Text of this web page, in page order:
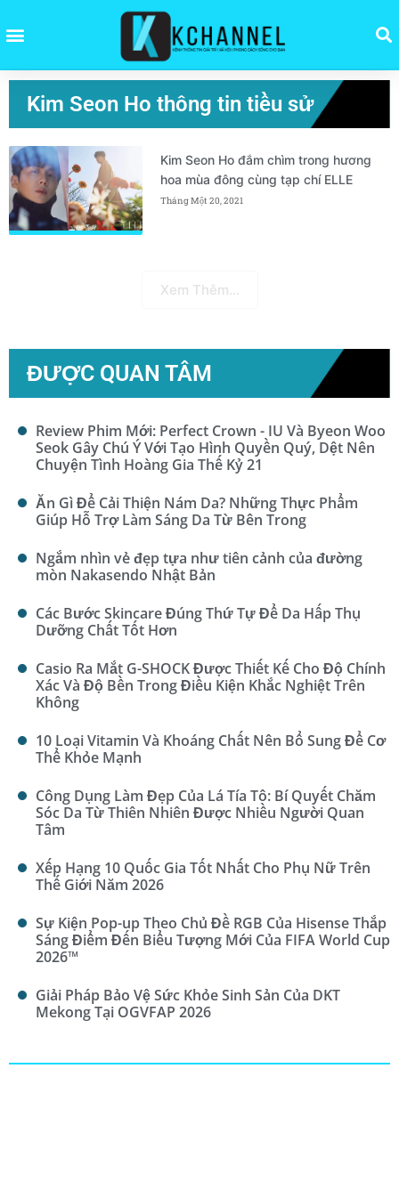
Kim Seon Ho thông tin tiều sử
Kim Seon Ho đắm chìm trong hương
hoa mùa đông cùng tạp chí ELLE
Tháng Một 20, 2021
Xem Thêm...
ĐƯỢC QUAN TÂM
Review Phim Mới: Perfect Crown - IU Và Byeon Woo
Seok Gây Chú Ý Với Tạo Hình Quyền Quý, Dệt Nên
Chuyện Tình Hoàng Gia Thế Kỷ 21
Ăn Gì Để Cải Thiện Nám Da? Những Thực Phẩm
Giúp Hỗ Trợ Làm Sáng Da Từ Bên Trong
Ngắm nhìn vẻ đẹp tựa như tiên cảnh của đường
mòn Nakasendo Nhật Bản
Các Bước Skincare Đúng Thứ Tự Để Da Hấp Thụ
Dưỡng Chất Tốt Hơn
Casio Ra Mắt G-SHOCK Được Thiết Kế Cho Độ Chính
Xác Và Độ Bền Trong Điều Kiện Khắc Nghiệt Trên
Không
10 Loại Vitamin Và Khoáng Chất Nên Bổ Sung Để Cơ
Thể Khỏe Mạnh
Công Dụng Làm Đẹp Của Lá Tía Tô: Bí Quyết Chăm
Sóc Da Từ Thiên Nhiên Được Nhiều Người Quan
Tâm
Xếp Hạng 10 Quốc Gia Tốt Nhất Cho Phụ Nữ Trên
Thế Giới Năm 2026
Sự Kiện Pop-up Theo Chủ Đề RGB Của Hisense Thắp
Sáng Điểm Đến Biểu Tượng Mới Của FIFA World Cup
2026™
Giải Pháp Bảo Vệ Sức Khỏe Sinh Sản Của DKT
Mekong Tại OGVFAP 2026